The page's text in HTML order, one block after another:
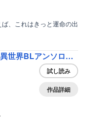
、これはきっと運命の出
異世界で愛されすぎて困ってます！異世界BLアンソロジー 1
試し読み
作品詳細